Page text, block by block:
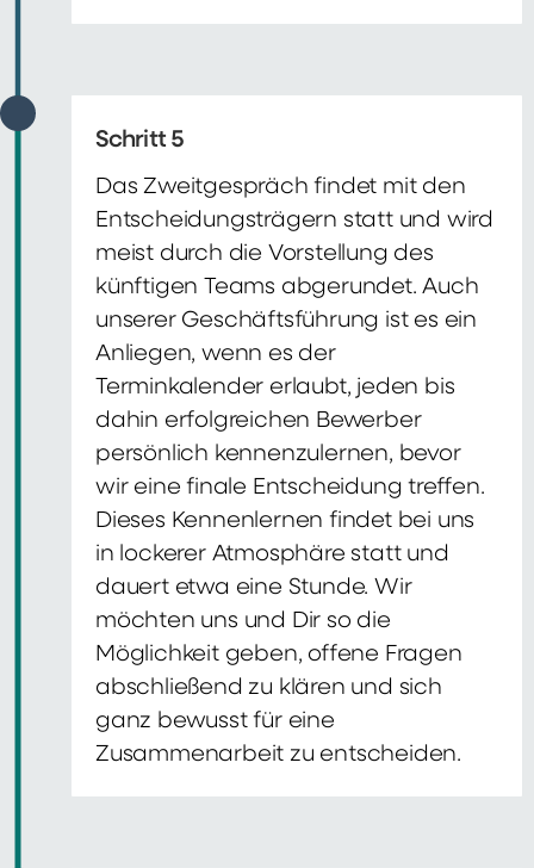
Schritt 5
Das Zweitgespräch findet mit den
Entscheidungsträgern statt und wird
meist durch die Vorstellung des
künftigen Teams abgerundet. Auch
unserer Geschäftsführung ist es ein
Anliegen, wenn es der
Terminkalender erlaubt, jeden bis
dahin erfolgreichen Bewerber
persönlich kennenzulernen, bevor
wir eine finale Entscheidung treffen.
Dieses Kennenlernen findet bei uns
in lockerer Atmosphäre statt und
dauert etwa eine Stunde. Wir
möchten uns und Dir so die
Möglichkeit geben, offene Fragen
abschließend zu klären und sich
ganz bewusst für eine
Zusammenarbeit zu entscheiden.